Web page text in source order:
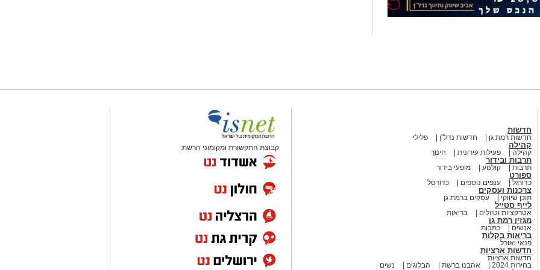
המזרחי הראשון
קלאסיקה משעשעת עם מסר
שני נושאים שכדאי להרחיק זה
אהבה פוליטי", בביצוע חנן
דרך עולם השלטון והמשרדים
ובעיקר מזכירה לנו שלפעמים
– עם לא מעט משברים בדרך.
שבכתר
חדשות
חדשות רמת גן חדשות נדל"ן פלילי
קהילה
קהילה פעילות עירונית חינוך
תרבות ובידור
תרבות קולנוע מופעי בידור
ספורט
כדורגל ענפים נוספים כדורסל
צרכנות ועסקים
תוכן שיווקי עסקים ברמת גן
לייף סטייל
אטרקציות וטיולים בריאות
מגזין רמת גן
אנשים כתבות
בריאות בקלות
פנאי ואוכל
חדשות ארציות
חדשות ארציות
בחירות 2024
אהבנו ברשת הבלוגים
נשים
קבוצת התקשורת ומקומוני הרשת: